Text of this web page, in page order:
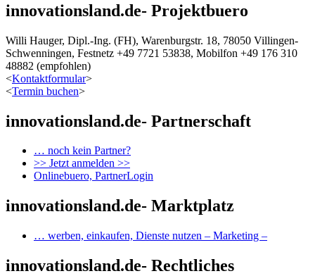
innovationsland.de- Projektbuero
Willi Hauger, Dipl.-Ing. (FH), Warenburgstr. 18, 78050 Villingen-
Schwenningen, Festnetz +49 7721 53838, Mobilfon +49 176 310
48882 (empfohlen)
<Kontaktformular>
<Termin buchen>
innovationsland.de- Partnerschaft
… noch kein Partner?
>> Jetzt anmelden >>
Onlinebuero, PartnerLogin
innovationsland.de- Marktplatz
… werben, einkaufen, Dienste nutzen – Marketing –
innovationsland.de- Rechtliches